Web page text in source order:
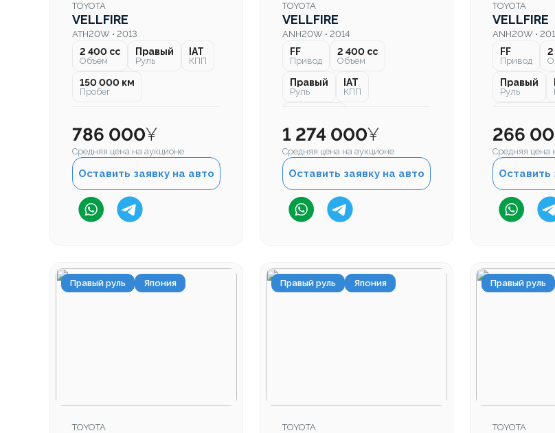
TOYOTA
VELLFIRE
ATH20W • 2013
2 400 cc
Объем
Правый
Руль
IAT
КПП
150 000 км
Пробег
786 000¥
Средняя цена на аукционе
Оставить заявку на авто
TOYOTA
VELLFIRE
ANH20W • 2014
FF
Привод
2 400 cc
Объем
Правый
Руль
IAT
КПП
1 274 000¥
Средняя цена на аукционе
Оставить заявку на авто
TOYOTA
VELLFIRE
ANH20W •
FF
Привод
Правый
Руль
266
Средняя цена
Оставить
Правый руль Япония
TOYOTA
Правый руль Япония
TOYOTA
Правый руль
TOYOTA